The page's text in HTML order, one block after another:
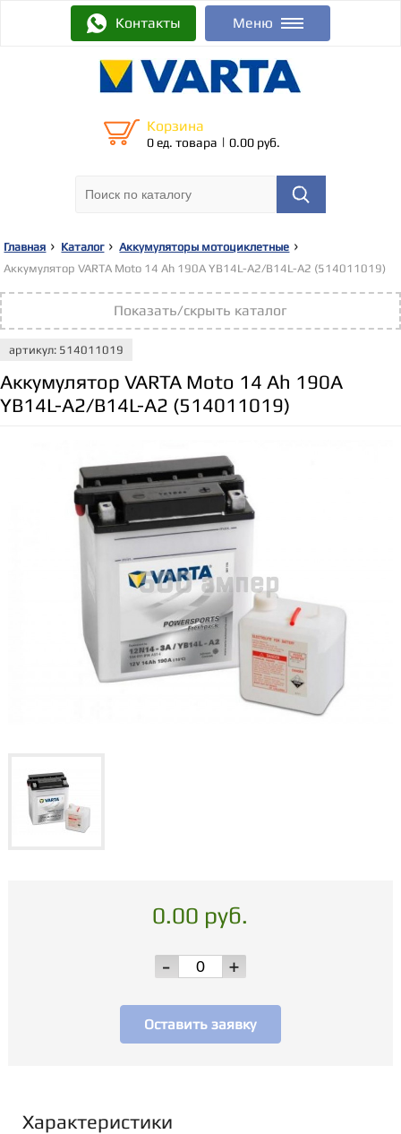
Контакты Меню
Корзина
0 ед. товара | 0.00 руб.
Главная Каталог
Аккумуляторы мотоциклетные
Аккумулятор VARTA Moto 14 Ah 190A YB14L-A2/B14L-A2 (514011019)
Показать/скрыть каталог
артикул: 514011019
Аккумулятор VARTA Moto 14 Ah 190A
YB14L-A2/B14L-A2 (514011019)
0.00 руб.
-
+
Оставить заявку
Характеристики